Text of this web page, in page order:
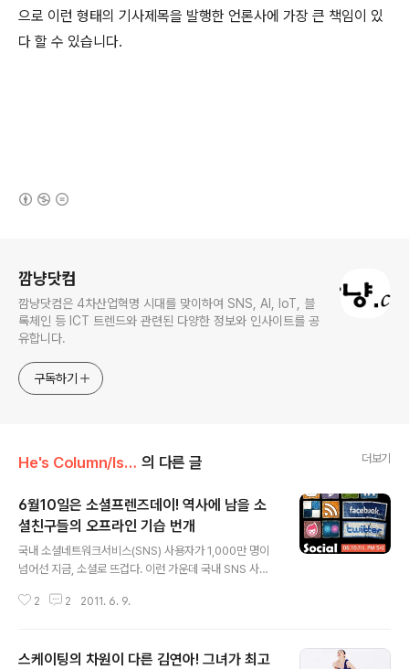
으로 이런 형태의 기사제목을 발행한 언론사에 가장 큰 책임이 있
다 할 수 있습니다.
깜냥닷컴
깜냥닷컴은 4차산업혁명 시대를 맞이하여 SNS, AI, IoT, 블
록체인 등 ICT 트렌드와 관련된 다양한 정보와 인사이트를 공
유합니다.
구독하기
He's Column/Issue 의 다른 글 더보기
6월10일은 소셜프렌즈데이! 역사에 남을 소
셜친구들의 오프라인 기습 번개
국내 소셜네트워크서비스(SNS) 사용자가 1,000만 명이
넘어선 지금, 소셜로 뜨겁다. 이런 가운데 국내 SNS 사용
l Friends Day)’가 개최될 예정이어서 눈길을 끈다. 오는
블로그, 싸이월드, 포스퀘어, 아임인 등 국내에서 서비스되
2 2 2011. 6. 9.
스케이팅의 차원이 다른 김연아! 그녀가 최고